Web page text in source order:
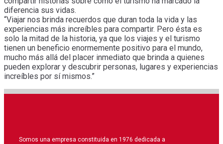
diferencia sus vidas.
“Viajar nos brinda recuerdos que duran toda la vida y las
experiencias más increíbles para compartir. Pero ésta es
solo la mitad de la historia, ya que los viajes y el turismo
tienen un beneficio enormemente positivo para el mundo,
mucho más allá del placer inmediato que brinda a quienes
pueden explorar y descubrir personas, lugares y experiencias
increíbles por sí mismos.”
Somos una empresa constituida en 1976 dedicada a